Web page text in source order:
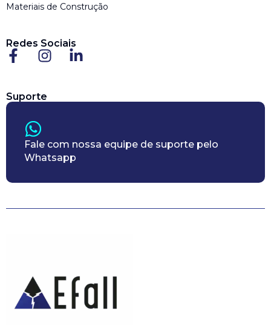
Materiais de Construção
Redes Sociais
Suporte
Fale com nossa equipe de suporte pelo
Whatsapp